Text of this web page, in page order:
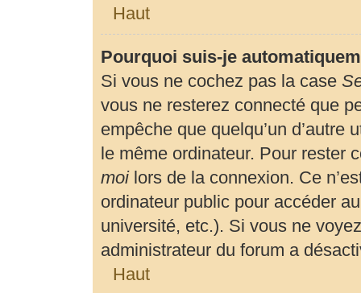
Haut
Pourquoi suis-je
Si vous ne cochez pas la case
vous ne resterez connecté que
empêche que quelqu’un
le même ordinateur. Pour rester
moilors de la connexion. Ce
ordinateur public pour accéder
université, etc.). Si vous ne
administrateur du forum a
Haut